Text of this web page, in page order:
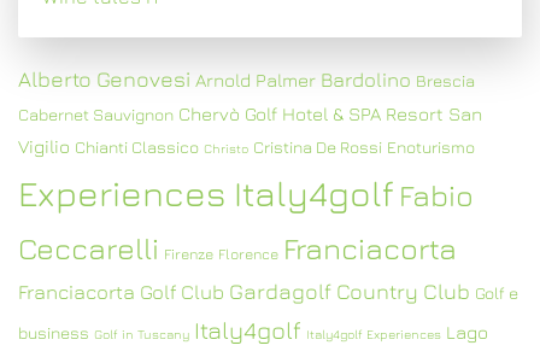
Alberto Genovesi Arnold Palmer Bardolino Brescia
Cabernet Sauvignon Chervò Golf Hotel & SPA Resort San
Vigilio Chianti Classico Christo Cristina De Rossi Enoturismo
Experiences Italy4golf Fabio
Ceccarelli Firenze Florence Franciacorta
Franciacorta Golf Club Gardagolf Country Club Golf e
business Golf in Tuscany Italy4golf Italy4golf Experiences Lago